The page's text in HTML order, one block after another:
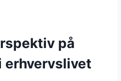
på
erhvervslivet